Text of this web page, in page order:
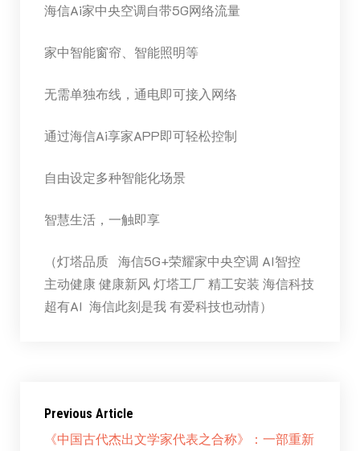
海信Ai家中央空调自带5G网络流量
家中智能窗帘、智能照明等
无需单独布线，通电即可接入网络
通过海信Ai享家APP即可轻松控制
自由设定多种智能化场景
智慧生活，一触即享
（灯塔品质 海信5G+荣耀家中央空调 AI智控
主动健康 健康新风 灯塔工厂 精工安装 海信科技
超有AI 海信此刻是我 有爱科技也动情）
Previous Article
《中国古代杰出文学家代表之合称》：一部重新